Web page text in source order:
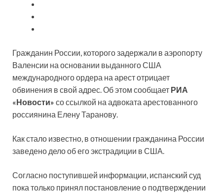
Гражданин России, которого задержали в аэропорту
Валенсии на основании выданного США
международного ордера на арест отрицает
обвинения в свой адрес. Об этом сообщает РИА
«Новости» со ссылкой на адвоката арестованного
россиянина Елену Таранову.
Как стало известно, в отношении гражданина России
заведено дело об его экстрадиции в США.
Согласно поступившей информации, испанский суд
пока только принял постановление о подтверждении